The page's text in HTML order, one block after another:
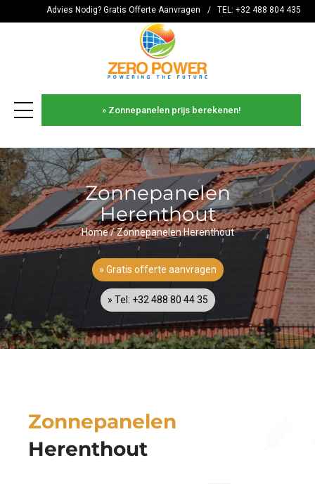
TEL: +32 488 804 435
/
Advies Nodig? Gratis Offerte Aanvragen
» Zonnepanelen prijs berekenen!
Zonnepanelen
Herenthout
Home/Zonnepanelen Herenthout
» Gratis offerte aanvragen
» Tel: +32 488 80 44 35
Zonnepanelen
Herenthout